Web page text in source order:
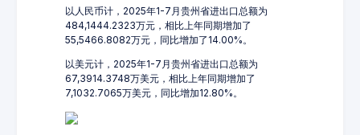
以人民币计，2025年1-7月贵州省进出口总额为
484,1444.2323万元，相比上年同期增加了
55,5466.8082万元，同比增加了14.00%。
以美元计，2025年1-7月贵州省进出口总额为
67,3914.3748万美元，相比上年同期增加了
7,1032.7065万美元，同比增加12.80%。